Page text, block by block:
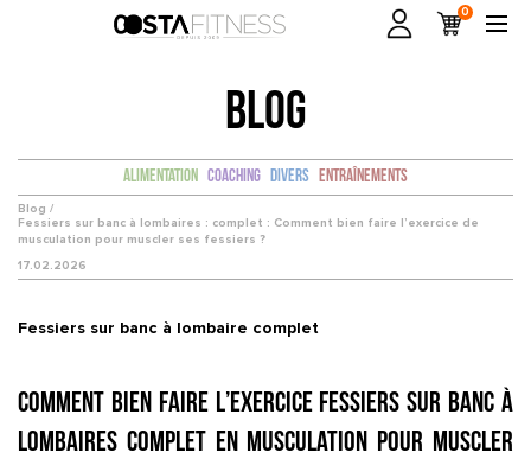
0
BLOG
Alimentation Coaching Divers Entraînements
Blog /
Fessiers sur banc à lombaires : complet : Comment bien faire l’exercice de
musculation pour muscler ses fessiers ?
17.02.2026
Fessiers sur banc à lombaire complet
Comment bien faire l’exercice Fessiers sur banc à
lombaires complet en musculation pour muscler